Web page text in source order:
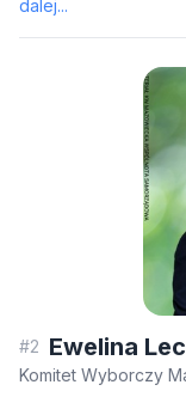
dalej...
#2 Ewelina
Komitet Wyborczy